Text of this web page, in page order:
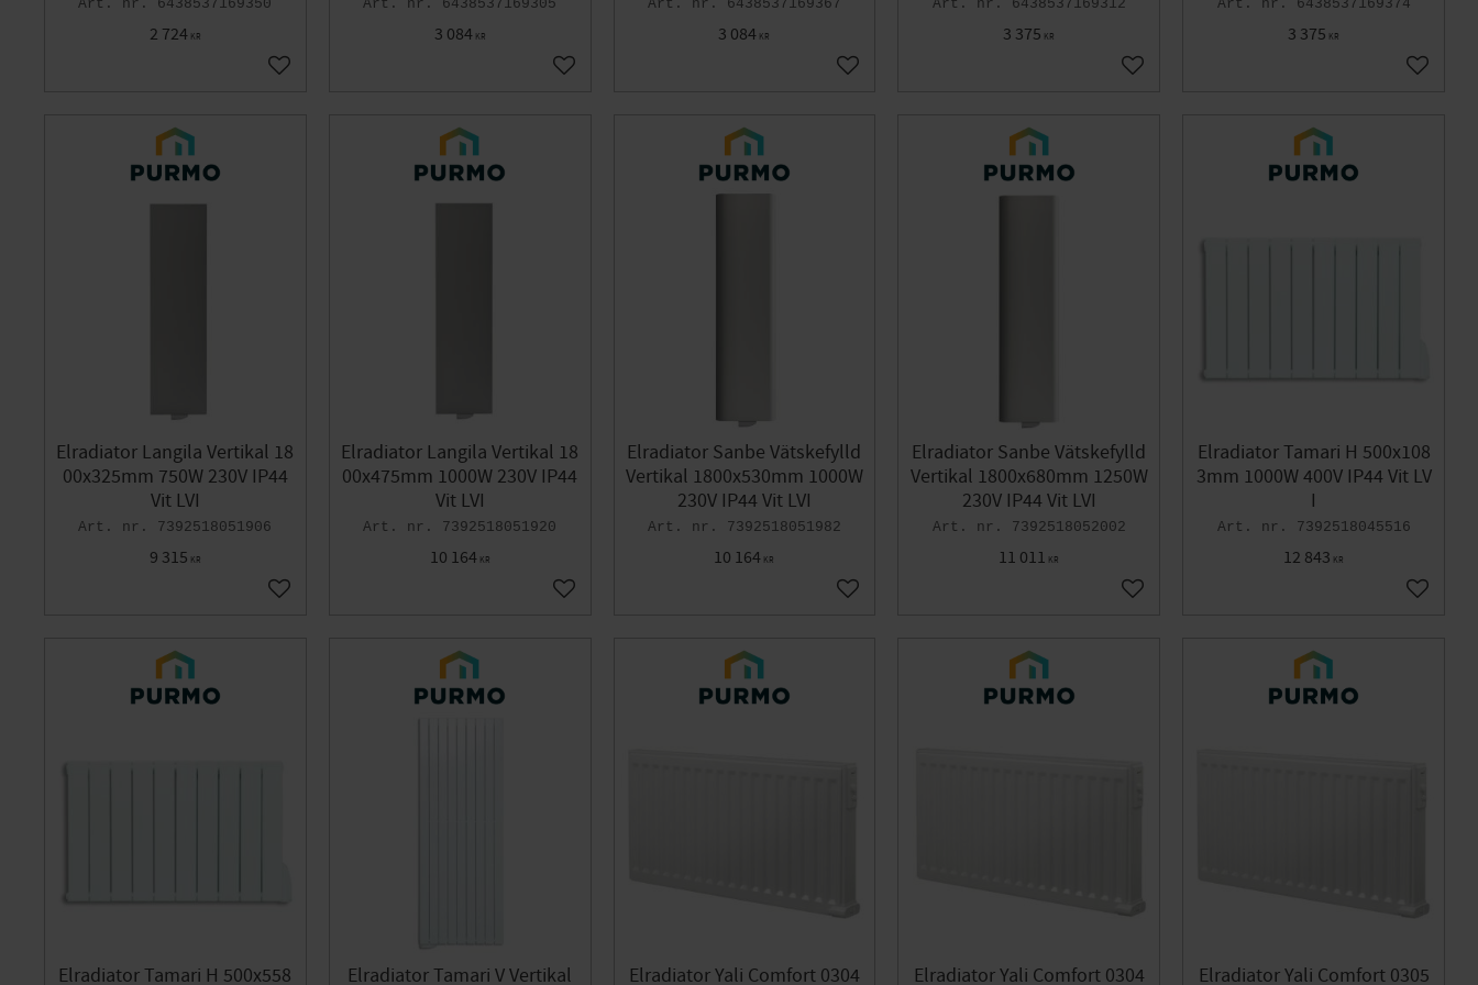
6438537169350
2 724KR
Lägg till i favoriter
6438537169305
3 084KR
Lägg till i favoriter
6438537169367
3 084 KR
Lägg till i favoriter
6438537169312
3 375 KR
Lägg till i favoriter
6438537169374
3 375 KR
Lägg
Elradiator Langila Vertikal 18
00x325mm 750W 230V IP44
Vit LVI
7392518051906
9 315 KR
Lägg till i favoriter
Elradiator Langila Vertikal 18
00x475mm 1000W 230V IP44
Vit LVI
7392518051920
10 164KR
Lägg till i favoriter
Elradiator Sanbe Vätskefylld
Vertikal 1800x530mm 1000W
230V IP44 Vit LVI
7392518051982
10 164 KR
Lägg till i favoriter
Elradiator Sanbe Vätskefylld
Vertikal 1800x680mm 1250W
230V IP44 Vit LVI
7392518052002
11 011 KR
Lägg till i favoriter
Elradiator Tamari H 500x108
3mm 1000W 400V IP44 Vit LV
I
7392518045516
12 843 KR
Lägg
Elradiator Tamari H 500x558 Elradiator Tamari V Vertikal Elradiator Yali Comfort 0304 Elradiator Yali Comfort 0304 Elradiator Yali Comfort 0305